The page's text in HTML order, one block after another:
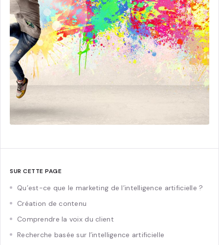
SUR CETTE PAGE
Qu’est-ce que le marketing de l’intelligence artificielle ?
Création de contenu
Comprendre la voix du client
Recherche basée sur l’intelligence artificielle